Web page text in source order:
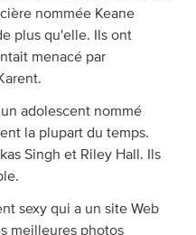
nommée Keane
plus qu'elle. Ils ont
menacé par
adolescent nommé
la plupart du temps.
Singh et Riley Hall. Ils
sexy qui a un site Web
meilleures photos